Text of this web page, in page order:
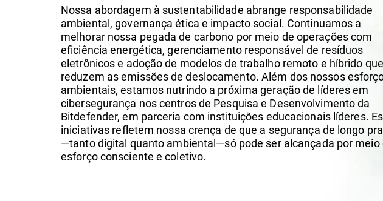
Nossa abordagem à sustentabilidade abrange responsabilidade
ambiental, governança ética e impacto social. Continuamos a
melhorar nossa pegada de carbono por meio de operações com
eficiência energética, gerenciamento responsável de resíduos
eletrônicos e adoção de modelos de trabalho remoto e híbrido que
reduzem as emissões de deslocamento. Além dos nossos
ambientais, estamos nutrindo a próxima geração de líderes em
cibersegurança nos centros de Pesquisa e Desenvolvimento da
Bitdefender, em parceria com instituições educacionais líderes.
iniciativas refletem nossa crença de que a segurança de longo
—tanto digital quanto ambiental—só pode ser alcançada por meio
esforço consciente e coletivo.